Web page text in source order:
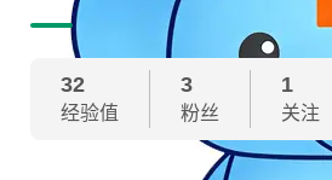
32
经验值
3
粉丝
1
关注